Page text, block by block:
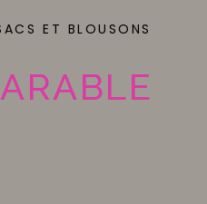
ET BLOUSONS